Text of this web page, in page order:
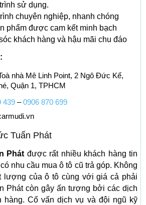
sử dụng.
chuyên nghiệp, nhanh chóng
phẩm được cam kết minh bạch
khách hàng và hậu mãi chu đáo
nhà Mê Linh Point, 2 Ngô Đức Kế,
Quận 1, TPHCM
439 –0906 870 699
Tuấn Phát
Phát được rất nhiều khách hàng tin
nhu cầu mua ô tô cũ trả góp. Không
lượng của ô tô cùng với giá cả phải
Phát còn gây ấn tượng bởi các dịch
hàng. Cố vấn dịch vụ và đội ngũ kỹ